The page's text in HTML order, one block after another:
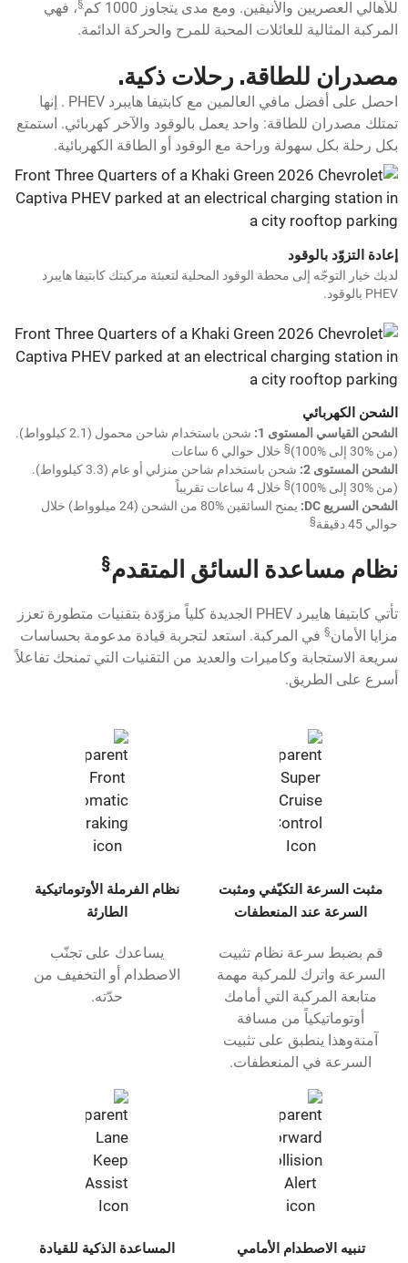
للأهالي العصريين والأنيقين. ومع مدى يتجاوز 1000 كم
، فهي
المركبة المثالية للعائلات المحبة للمرح والحركة الدائمة.
مصدران للطاقة. رحلات ذكية.
احصل على أفضل مافي العالمين مع كابتيفا هايبرد PHEV . إنها
تمتلك مصدران للطاقة: واحد يعمل بالوقود والآخر كهربائي. استمتع
بكل رحلة بكل سهولة وراحة مع الوقود أو الطاقة الكهربائية.
إعادة التزوّد بالوقود
لديك خيار التوجّه إلى محطة الوقود المحلية لتعبئة مركبتك كابتيفا هايبرد
PHEV بالوقود.
الشحن الكهربائي
الشحن القياسي المستوى 1:
شحن باستخدام شاحن محمول (2.1 كيلوواط).
(من %30 إلى %100)
§خلال حوالي 6 ساعات
الشحن المستوى 2:
شحن باستخدام شاحن منزلي أو عام (3.3 كيلوواط).
(من %30 إلى %100)
§خلال 4 ساعات تقريباً
الشحن السريع DC:
يمنح السائقين %80 من الشحن (24 ميلوواط) خلال
حوالي 45 دقيقة
§
نظام مساعدة السائق المتقدم§
تأتي كابتيفا هايبرد PHEV الجديدة كلياً مزوّدة بتقنيات متطورة تعزز
مزايا الأمان في المركبة. استعد لتجربة قيادة مدعومة بحساسات
سريعة الاستجابة وكاميرات والعديد من التقنيات التي تمنحك تفاعلاً
أسرع على الطريق.
مثبت السرعة التكيّفي ومثبت
السرعة عند المنعطفات
قم بضبط سرعة نظام تثبيت
السرعة واترك للمركبة مهمة
متابعة المركبة التي أمامك
أوتوماتيكياً من مسافة
آمنةوهذا ينطبق على تثبيت
السرعة في المنعطفات.
نظام الفرملة الأوتوماتيكية
الطارئة
يساعدك على تجنّب
الاصطدام أو التخفيف من
حدّته.
تنبيه الاصطدام الأمامي المساعدة الذكية للقيادة